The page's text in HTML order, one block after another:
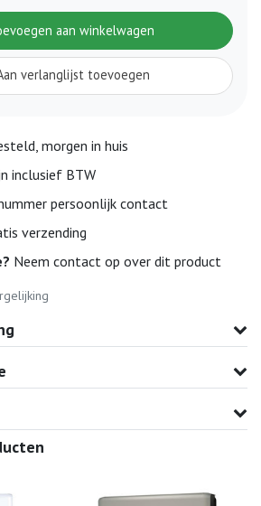
aan winkelwagen
verlanglijst toevoegen
morgen in huis
inclusief BTW
persoonlijk contact
verzending
Neem contact op over dit product